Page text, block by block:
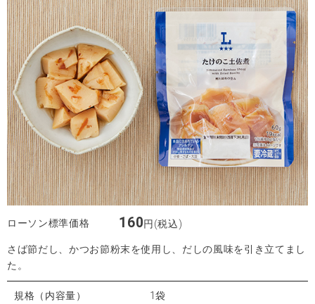
ローソン標準価格 160円(税込)
さば節だし、かつお節粉末を使用し、だしの風味を引き立てまし
た。
規格（内容量） 1袋